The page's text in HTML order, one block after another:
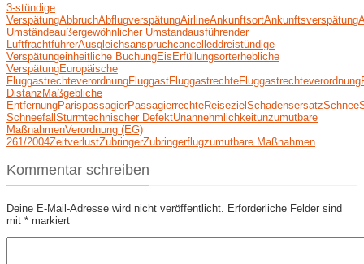
3-stündige
VerspätungAbbruchAbflugverspätungAirlineAnkunftsortAnkunftsverspätung
Umständeaußergewöhnlicher Umstandausführender
LuftfrachtführerAusgleichsanspruchcancelleddreistündige
Verspätungeinheitliche BuchungEisErfüllungsorterhebliche
VerspätungEuropäische
FluggastrechteverordnungFluggastFluggastrechteFluggastrechteverordnung
DistanzMaßgebliche
EntfernungParispassagierPassagierrechteReisezielSchadensersatzSchnee
SchneefallSturmtechnischer DefektUnannehmlichkeitunzumutbare
MaßnahmenVerordnung (EG)
261/2004ZeitverlustZubringerZubringerflugzumutbare Maßnahmen
Kommentar schreiben
Deine E-Mail-Adresse wird nicht veröffentlicht. Erforderliche Felder sind
mit * markiert